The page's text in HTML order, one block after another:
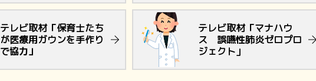
テレビ取材「保育士たち
が医療用ガウンを手作り
で協力」
テレビ取材「マナハウ
ス 誤嚥性肺炎ゼロプロ
ジェクト」